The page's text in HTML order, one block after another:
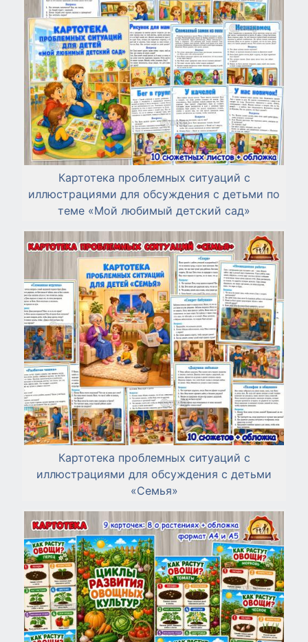
Картотека проблемных ситуаций с
иллюстрациями для обсуждения с детьми по
теме «Мой любимый детский сад»
Картотека проблемных ситуаций с
иллюстрациями для обсуждения с детьми
«Семья»